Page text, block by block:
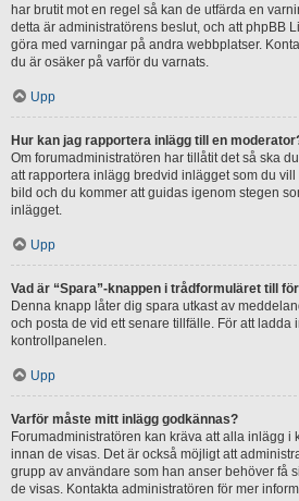
har brutit mot en regel så kan de utfärda en
detta är administratörens beslut, och att phpBB
göra med varningar på andra webbplatser.
du är osäker på varför du varnats.
Upp
Hur kan jag rapportera inlägg till en
Om forumadministratören har tillåtit det så ska
att rapportera inlägg bredvid inlägget som du
bild och du kommer att guidas igenom stegen
inlägget.
Upp
Vad är “Spara”-knappen i trådformuläret till
Denna knapp låter dig spara utkast av
och posta de vid ett senare tillfälle. För att ladda
kontrollpanelen.
Upp
Varför måste mitt inlägg godkännas?
Forumadministratören kan kräva att alla inlägg i
innan de visas. Det är också möjligt att
grupp av användare som han anser behöver få
de visas. Kontakta administratören för mer